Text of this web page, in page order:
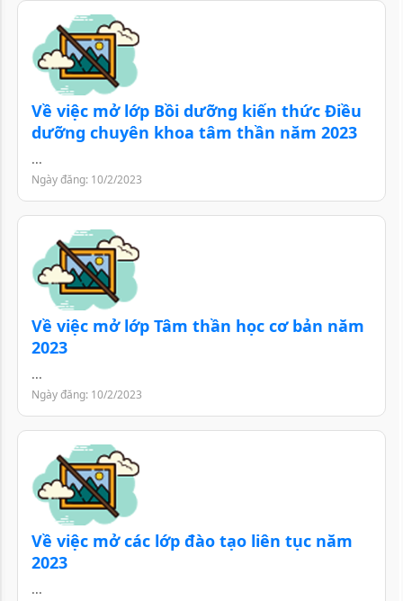
Về việc mở lớp Bồi dưỡng kiến thức Điều
dưỡng chuyên khoa tâm thần năm 2023
...
Ngày đăng: 10/2/2023
Về việc mở lớp Tâm thần học cơ bản năm
2023
...
Ngày đăng: 10/2/2023
Về việc mở các lớp đào tạo liên tục năm
2023
...